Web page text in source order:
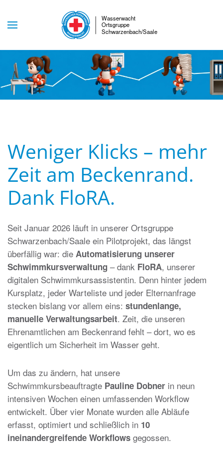
Skip to main content
Weniger Klicks – mehr
Zeit am Beckenrand.
Dank FloRA.
Seit Januar 2026 läuft in unserer Ortsgruppe
Schwarzenbach/Saale ein Pilotprojekt, das längst
überfällig war: die Automatisierung unserer
Schwimmkursverwaltung – dank FloRA, unserer
digitalen Schwimmkursassistentin. Denn hinter jedem
Kursplatz, jeder Warteliste und jeder Elternanfrage
stecken bislang vor allem eins: stundenlange,
manuelle Verwaltungsarbeit. Zeit, die unseren
Ehrenamtlichen am Beckenrand fehlt – dort, wo es
eigentlich um Sicherheit im Wasser geht.
Um das zu ändern, hat unsere
Schwimmkursbeauftragte Pauline Dobner in neun
intensiven Wochen einen umfassenden Workflow
entwickelt. Über vier Monate wurden alle Abläufe
erfasst, optimiert und schließlich in 10
ineinandergreifende Workflows gegossen.